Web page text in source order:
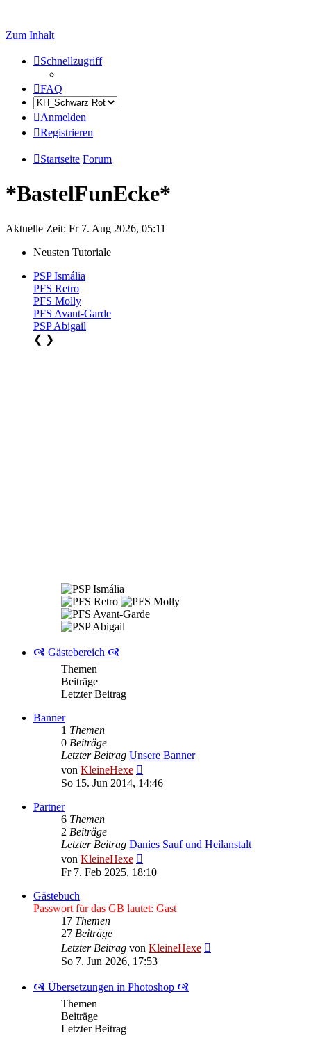
Zum Inhalt
Schnellzugriff
FAQ
Anmelden
Registrieren
Startseite Forum
*BastelFunEcke*
Aktuelle Zeit: Fr 7. Aug 2026, 05:11
Neusten Tutoriale
PSP Ismália
PFS Retro
PFS Molly
PFS Avant-Garde
PSP Abigail
❮ ❯
🙧 Gästebereich 🙧
Themen
Beiträge
Letzter Beitrag
Banner
1 Themen
0 Beiträge
Letzter Beitrag Unsere Banner
von KleineHexe
Beitrag
So 15. Jun 2014, 14:46
Partner
6 Themen
2 Beiträge
Letzter Beitrag Danies Sauf und Heilanstalt
von KleineHexe
Beitrag
Fr 7. Feb 2025, 18:10
Gästebuch
Passwort für das GB lautet: Gast
17 Themen
27 Beiträge
Letzter Beitrag von KleineHexe
So 7. Jun 2026, 17:53
🙧 Übersetzungen in Photoshop 🙧
Themen
Beiträge
Letzter Beitrag